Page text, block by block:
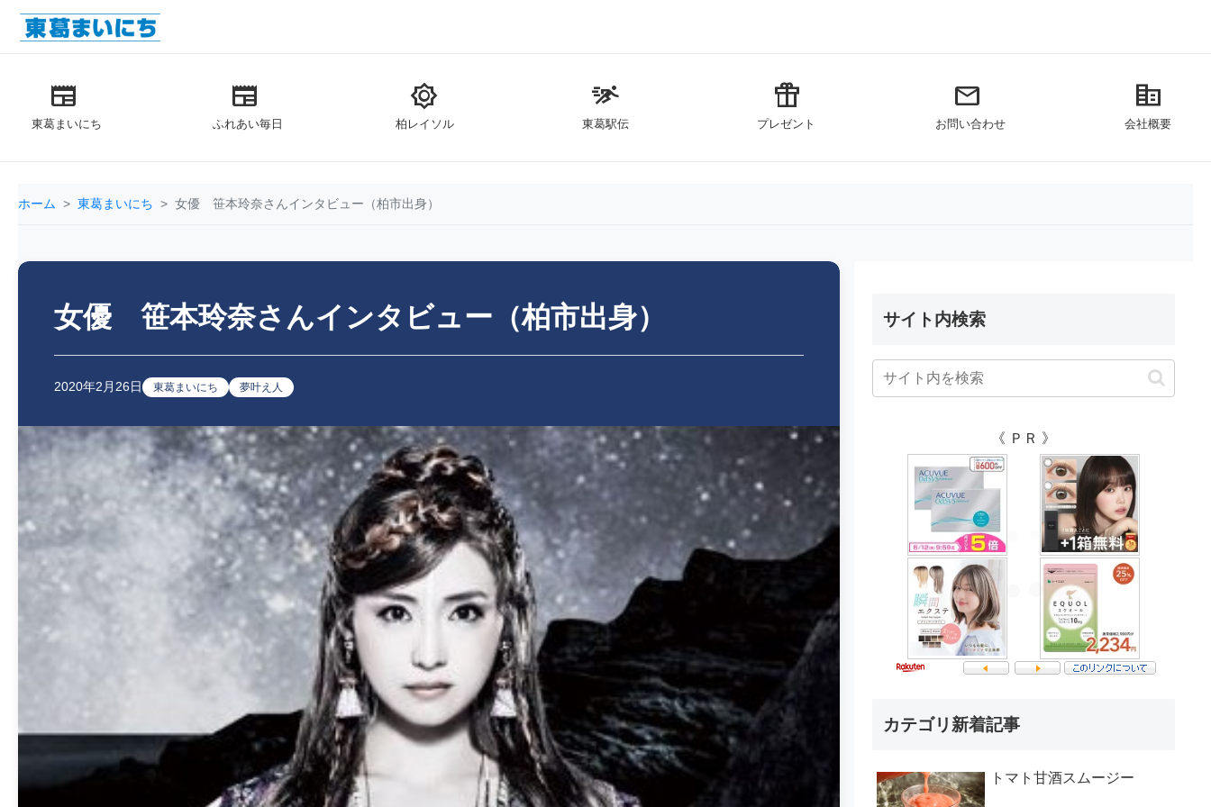
newspaper
東葛まいにち
newspaper
ふれあい毎日
brightness_5
柏レイソル
sprint
東葛駅伝
featured_seasonal_and_gifts
プレゼント
mail
お問い合わせ
corporate_fare
会社概要
ホーム 東葛まいにち 女優 笹本玲奈さんインタビュー（柏市出身）
女優 笹本玲奈さんインタビュー（柏市出身）
2020年2月26日 東葛まいにち 夢叶え人
サイト内検索
《 ＰＲ 》
カテゴリ新着記事
トマト甘酒スムージー